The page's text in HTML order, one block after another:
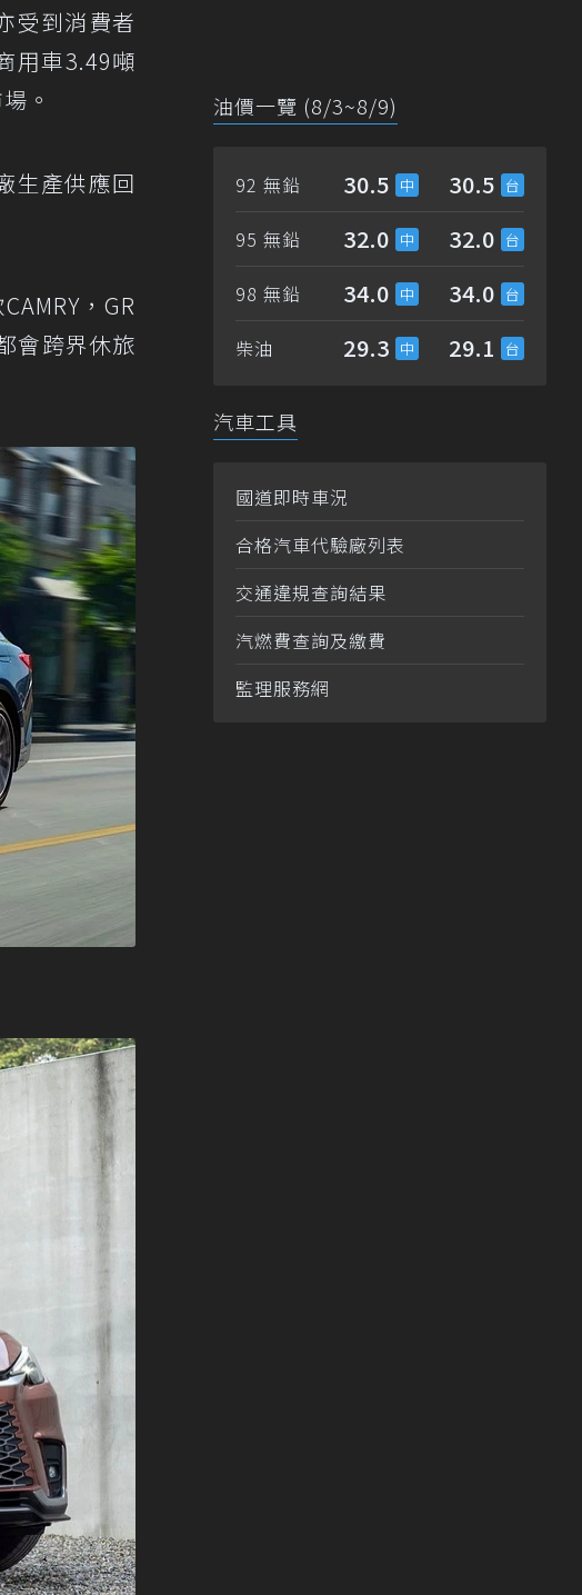
受到消費者
用車3.49噸
。
生產供應回
，GR
會跨界休旅
油價一覽 (8/3~8/9)
92 無鉛 30.5 30.5
95 無鉛 32.0 32.0
98 無鉛 34.0 34.0
柴油 29.3 29.1
汽車工具
國道即時車況
合格汽車代驗廠列表
交通違規查詢結果
汽燃費查詢及繳費
監理服務網